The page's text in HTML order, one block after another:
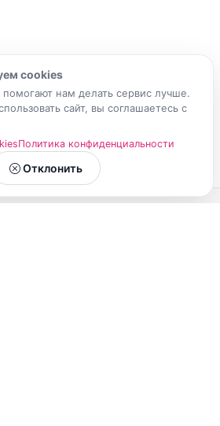
cookies
нам делать сервис лучше.
сайт, вы соглашаетесь с
Политика конфиденциальности
Отклонить